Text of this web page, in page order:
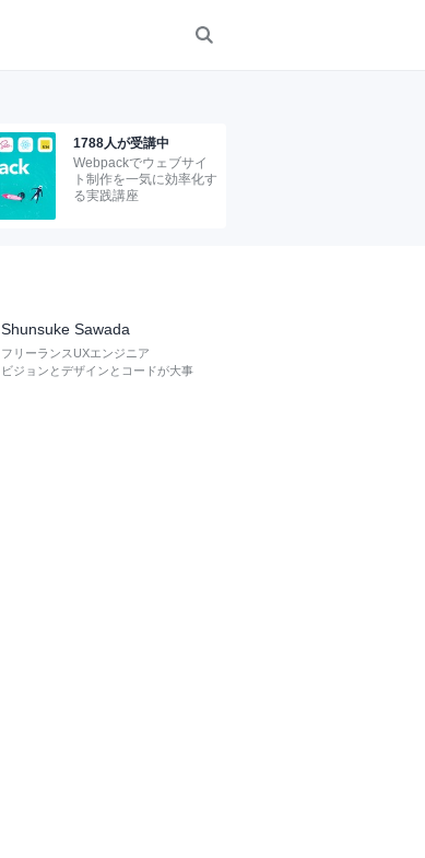
1788人が受講中
Webpackでウェブサイ
ト制作を一気に効率化す
る実践講座
Shunsuke Sawada
フリーランスUXエンジニア
ビジョンとデザインとコードが大事